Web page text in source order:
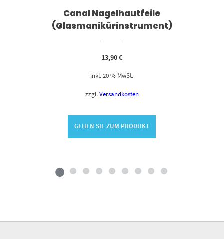
Canal Nagelhautfeile
(Glasmanikürinstrument)
13,90€
inkl. 20 % MwSt.
zzgl. Versandkosten
GEHEN SIE ZUM PRODUKT